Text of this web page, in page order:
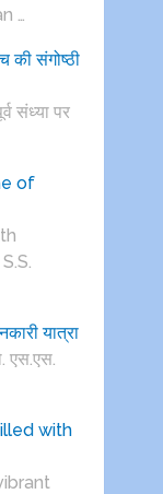
…
की संगोष्ठी
संध्या पर
of
यात्रा
एस.एस.
with